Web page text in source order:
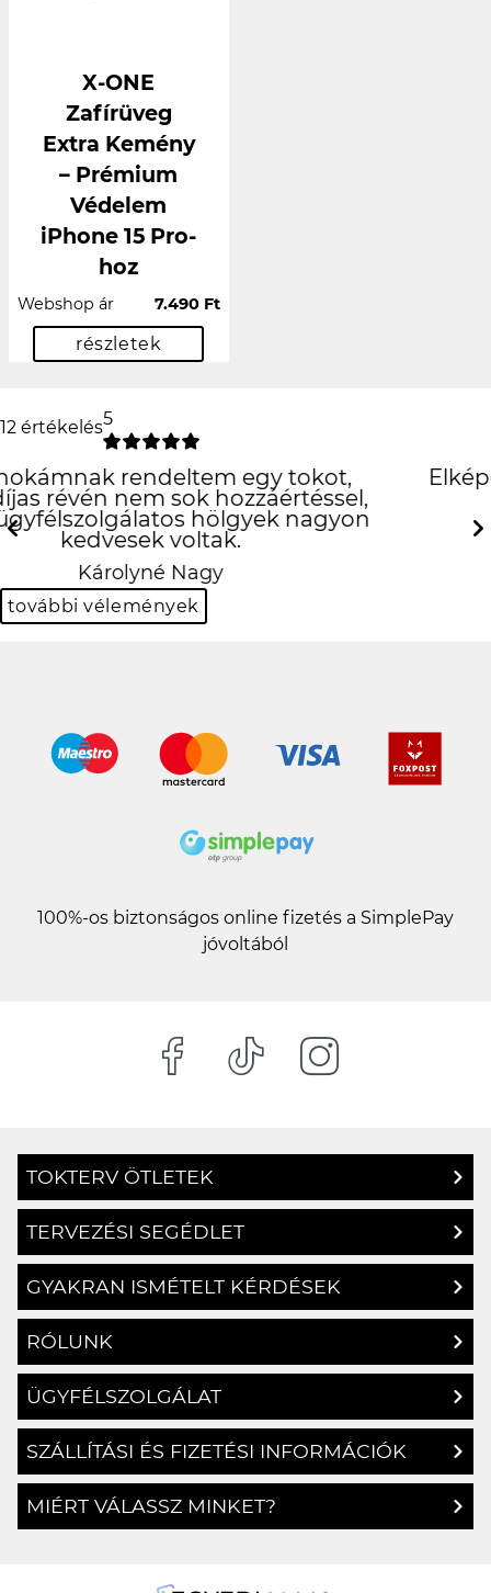
X-ONE
Zafírüveg
Extra Kemény
– Prémium
Védelem
iPhone 15 Pro-
hoz
Webshop ár 7.490 Ft
részletek
12 értékelés5
Elképesztően jó lett, köszönöm
szepen
Kinga Borsos-Kuti
Previous
további vélemények
TERVEZÉSI SEGÉDLET
GYAKRAN ISMÉTELT KÉRDÉSEK
RÓLUNK
ÜGYFÉLSZOLGÁLAT
SZÁLLÍTÁSI ÉS FIZETÉSI INFORMÁCIÓK
MIÉRT VÁLASSZ MINKET?